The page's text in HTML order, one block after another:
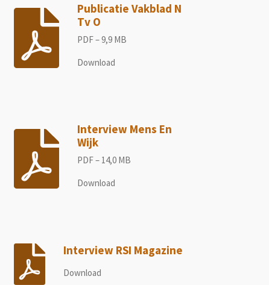
Publicatie Vakblad N
Tv O
PDF – 9,9 MB
Download
Interview Mens En
Wijk
PDF – 14,0 MB
Download
Interview RSI Magazine
Download